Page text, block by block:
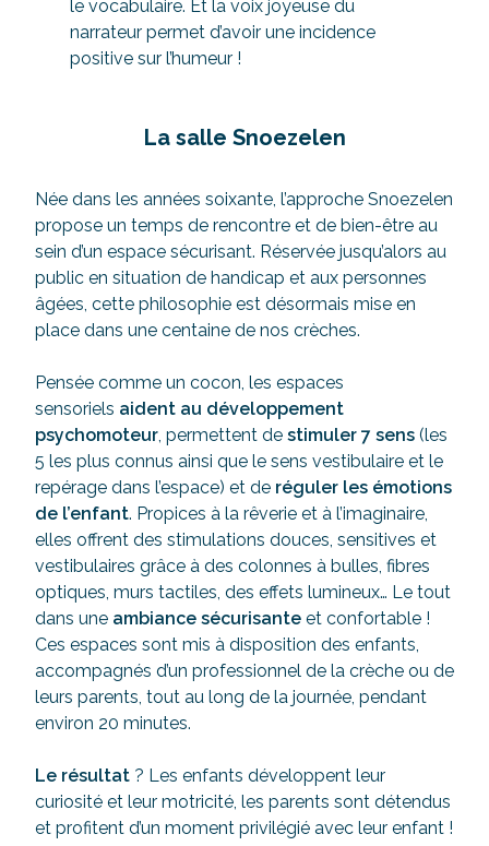
le vocabulaire. Et la voix joyeuse du
narrateur permet d’avoir une incidence
positive sur l’humeur !
La salle Snoezelen
Née dans les années soixante, l’approche Snoezelen
propose un temps de rencontre et de bien-être au
sein d’un espace sécurisant. Réservée jusqu’alors au
public en situation de handicap et aux personnes
âgées, cette philosophie est désormais mise en
place dans une centaine de nos crèches.
Pensée comme un cocon, les espaces
sensoriels aident au développement
psychomoteur , permettent de stimuler 7 sens (les
5 les plus connus ainsi que le sens vestibulaire et le
repérage dans l’espace) et de réguler les émotions
de l’enfant. Propices à la rêverie et à l’imaginaire,
elles offrent des stimulations douces, sensitives et
vestibulaires grâce à des colonnes à bulles, fibres
optiques, murs tactiles, des effets lumineux… Le tout
dans une ambiance sécurisante et confortable !
Ces espaces sont mis à disposition des enfants,
accompagnés d’un professionnel de la crèche ou de
leurs parents, tout au long de la journée, pendant
environ 20 minutes.
Le résultat ? Les enfants développent leur
curiosité et leur motricité, les parents sont détendus
et profitent d’un moment privilégié avec leur enfant !